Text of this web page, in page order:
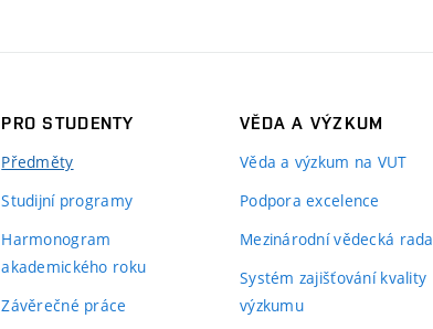
PRO STUDENTY
Předměty
Studijní programy
Harmonogram
akademického roku
Závěrečné práce
VĚDA A VÝZKUM
Věda a výzkum na VUT
Podpora excelence
Mezinárodní vědecká rada
Systém zajišťování kvality
výzkumu